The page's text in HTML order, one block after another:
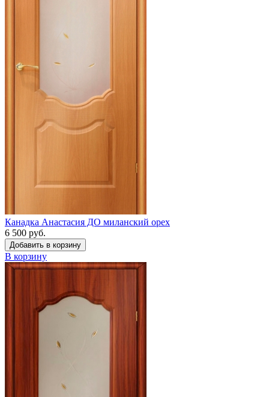
Канадка Анастасия ДО миланский орех
6 500 руб.
Добавить в корзину
В корзину